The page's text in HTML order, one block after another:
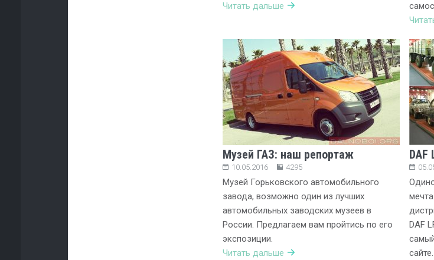
Читать дальше
Музей ГАЗ: наш репортаж
10.05.2016 4295
Музей Горьковского автомобильного
завода, возможно один из лучших
автомобильных заводских музеев в
России. Предлагаем вам пройтись по его
экспозиции.
Читать дальше
DAF
DAF
сайте.